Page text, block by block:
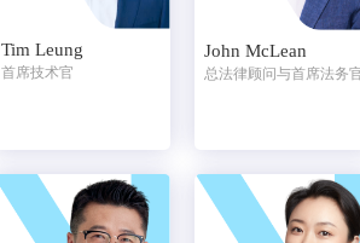
Tim Leung
首席技术官
John McLean
总法律顾问与首席法务